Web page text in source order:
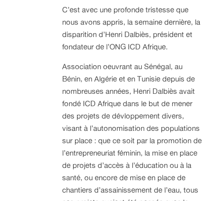
C’est avec une profonde tristesse que
nous avons appris, la semaine dernière, la
disparition d’Henri Dalbiès, président et
fondateur de l’ONG ICD Afrique.
Association oeuvrant au Sénégal, au
Bénin, en Algérie et en Tunisie depuis de
nombreuses années, Henri Dalbiès avait
fondé ICD Afrique dans le but de mener
des projets de dévloppement divers,
visant à l’autonomisation des populations
sur place : que ce soit par la promotion de
l’entrepreneuriat féminin, la mise en place
de projets d’accès à l’éducation ou à la
santé, ou encore de mise en place de
chantiers d’assainissement de l’eau, tous